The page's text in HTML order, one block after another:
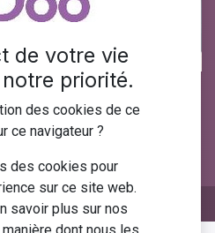
de votre vie
priorité.
des cookies de ce
ce navigateur ?
des cookies pour
sur ce site web.
savoir plus sur nos
dont nous les